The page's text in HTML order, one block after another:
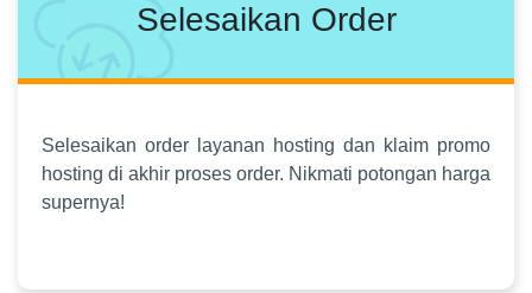
Selesaikan Order
Selesaikan order layanan hosting dan klaim promo
hosting di akhir proses order. Nikmati potongan harga
supernya!